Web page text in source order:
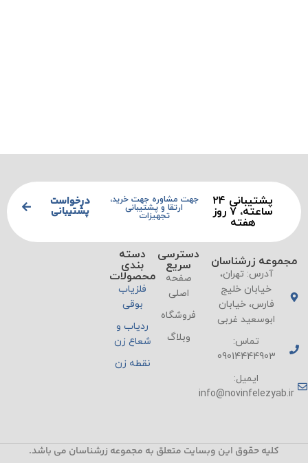
پشتیبانی ۲۴
ساعته، ۷ روز
هفته
جهت مشاوره جهت خرید،
ارتقا و پشتیبانی
تجهیزات
درخواست
پشتیبانی
مجموعه زرشناسان
آدرس: تهران،
خیابان خلیج
فارس، خیابان
ابوسعید غربی
تماس:
09014444903
ایمیل:
info@novinfelezyab.ir
دسترسی
سریع
صفحه
اصلی
فروشگاه
وبلاگ
دسته
بندی
محصولات
فلزیاب
بوقی
ردیاب و
شعاع زن
نقطه زن
کلیه حقوق این وبسایت متعلق به مجموعه زرشناسان می باشد.